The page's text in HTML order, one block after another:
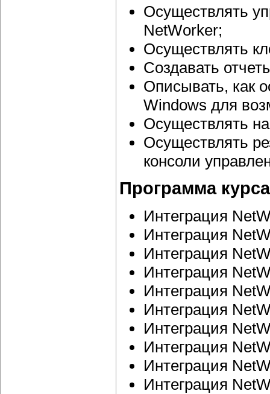
Осуществлять
NetWorker;
Осуществлять
Создавать
Описывать, как
Windows для
Осуществлять
Осуществлять
консоли
Программа курса
Интеграция
Интеграция
Интеграция
Интеграция
Интеграция
Интеграция
Интеграция
Интеграция
Интеграция
Интеграция